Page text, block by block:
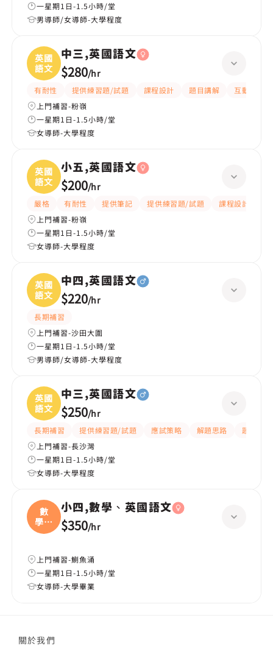
一星期1日-1.5小時/堂
男導師/女導師-大學程度
英國
語文
中三,英國語文
$280/hr
有耐性 提供練習題/試題 課程設計 題目講解
互動教學
上門補習-粉嶺
一星期1日-1.5小時/堂
女導師-大學程度
英國
語文
小五,英國語文
$200/hr
嚴格 有耐性 提供筆記 提供練習題/試題 課程設計
上門補習-粉嶺
一星期1日-1.5小時/堂
女導師-大學程度
英國
語文
中四,英國語文
$220/hr
長期補習
上門補習-沙田大圍
一星期1日-1.5小時/堂
男導師/女導師-大學程度
英國
語文
中三,英國語文
$250/hr
長期補習 提供練習題/試題 應試策略 解題思路
題目講解
上門補習-長沙灣
一星期1日-1.5小時/堂
女導師-大學程度
數
學、
英國
小四,數學、英國語文
$350/hr
上門補習-鰂魚涌
一星期1日-1.5小時/堂
女導師-大學畢業
關於我們